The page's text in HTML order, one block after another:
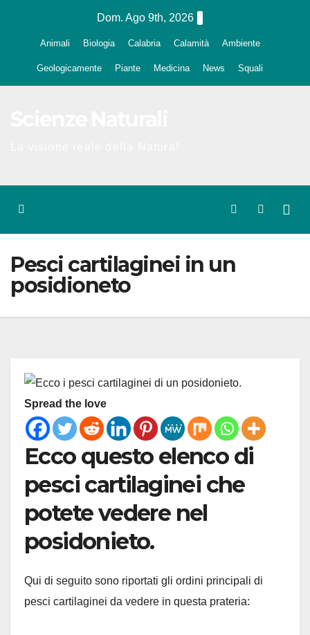
Dom. Ago 9th, 2026
Animali Biologia Calabria Calamità Ambiente
Geologicamente Piante Medicina News Squali
Pesci cartilaginei in un
posidioneto
Spread the love
Ecco questo elenco di
pesci cartilaginei che
potete vedere nel
posidonieto.
Qui di seguito sono riportati gli ordini principali di
pesci cartilaginei da vedere in questa prateria: